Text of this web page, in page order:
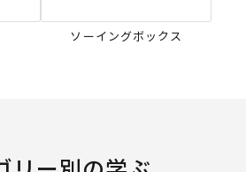
ソーイングボックス